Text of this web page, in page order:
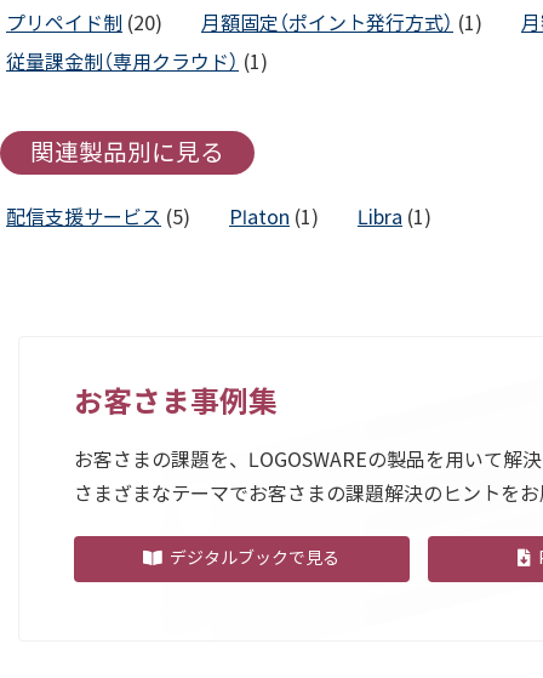
プリペイド制 (20) 月額固定（ポイント発行方式） (1)
従量課金制（専用クラウド） (1)
関連製品別に見る
配信支援サービス (5) Platon (1) Libra (1)
お客さま事例集
お客さまの課題を、LOGOSWAREの製品を用いて解
さまざまなテーマでお客さまの課題解決のヒントを
デジタルブックで見る